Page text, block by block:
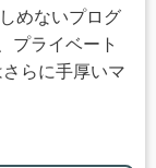
めないプログ
プライベート
らに手厚いマ